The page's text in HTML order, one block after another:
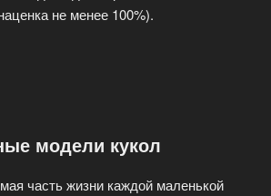
не менее 100%).
модели кукол
часть жизни каждой маленькой